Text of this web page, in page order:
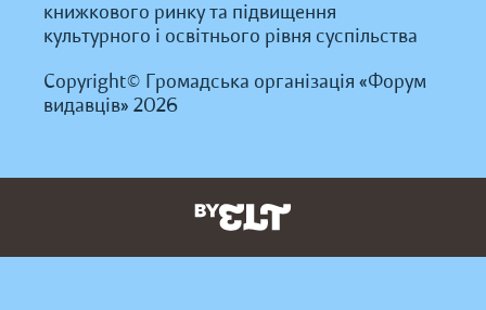
книжкового ринку та підвищення
культурного і освітнього рівня суспільства
Copyright© Громадська організація «Форум
видавців» 2026